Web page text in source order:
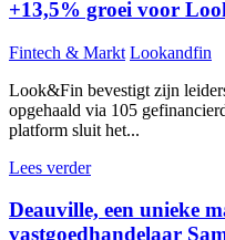
+13,5% groei voor
Fintech & Markt Lookandfin
Look&Fin bevestigt zijn
opgehaald via 105
platform sluit het...
Lees verder
Deauville, een unieke
vastgoedhandelaar